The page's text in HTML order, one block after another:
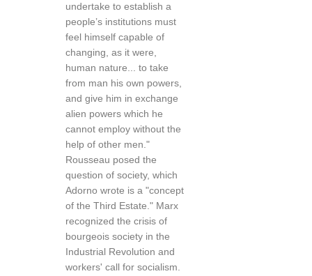
undertake to establish a
people’s institutions must
feel himself capable of
changing, as it were,
human nature... to take
from man his own powers,
and give him in exchange
alien powers which he
cannot employ without the
help of other men."
Rousseau posed the
question of society, which
Adorno wrote is a "concept
of the Third Estate." Marx
recognized the crisis of
bourgeois society in the
Industrial Revolution and
workers' call for socialism.